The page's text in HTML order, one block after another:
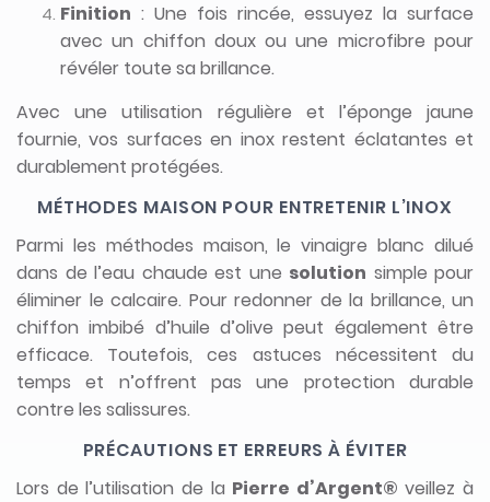
Finition : Une fois rincée, essuyez la surface
avec un chiffon doux ou une microfibre pour
révéler toute sa brillance.
Avec une utilisation régulière et l’éponge jaune
fournie, vos surfaces en inox restent éclatantes et
durablement protégées.
MÉTHODES MAISON POUR ENTRETENIR L’INOX
Parmi les méthodes maison, le vinaigre blanc dilué
dans de l’eau chaude est une solution simple pour
éliminer le calcaire. Pour redonner de la brillance, un
chiffon imbibé d’huile d’olive peut également être
efficace. Toutefois, ces astuces nécessitent du
temps et n’offrent pas une protection durable
contre les salissures.
PRÉCAUTIONS ET ERREURS À ÉVITER
Lors de l’utilisation de la Pierre d’Argent® veillez à